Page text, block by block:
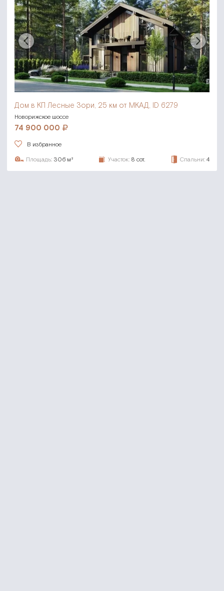
Дом в КП Лесные Зори, 25 км от МКАД, ID 6279
Новорижское шоссе
74 900 000
В избранное
Площадь: 306 м² Участок: 8 сот. Спальни: 4